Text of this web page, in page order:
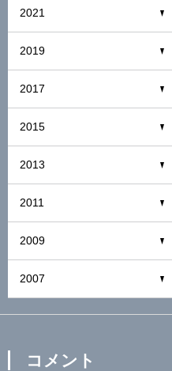
2021
2019
2017
2015
2013
2011
2009
2007
コメント